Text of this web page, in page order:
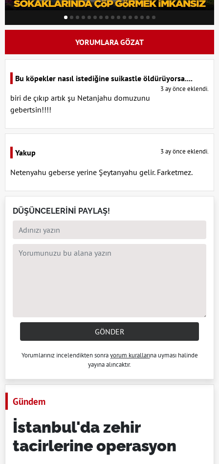
YORUMLARA GÖZAT
Bu köpekler nasıl istediğine suikastle öldürüyorsa....
3 ay önce eklendi.
biri de çıkıp artık şu Netanjahu domuzunu
gebertsin!!!!
Yakup 3 ay önce eklendi.
Netenyahu geberse yerine Şeytanyahu gelir. Farketmez.
DÜŞÜNCELERİNİ PAYLAŞ!
GÖNDER
Yorumlarınız incelendikten sonrayorum kurallarına uyması halinde
yayına alıncaktır.
Gündem
İstanbul'da zehir
tacirlerine operasyon